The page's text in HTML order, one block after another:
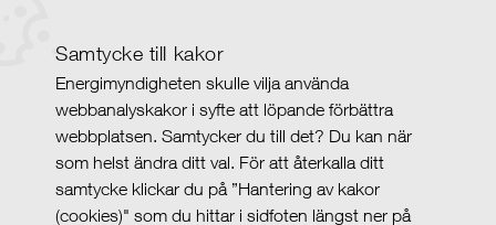
Samtycke till kakor
Energimyndigheten skulle vilja använda
webbanalyskakor i syfte att löpande förbättra
webbplatsen. Samtycker du till det? Du kan när
som helst ändra ditt val. För att återkalla ditt
samtycke klickar du på ”Hantering av kakor
(cookies)" som du hittar i sidfoten längst ner på